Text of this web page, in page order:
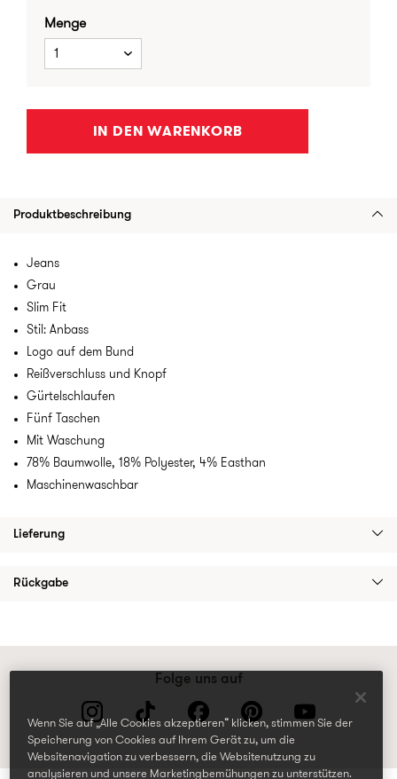
Menge
1
IN DEN WARENKORB
Produktbeschreibung
Jeans
Grau
Slim Fit
Stil: Anbass
Logo auf dem Bund
Reißverschluss und Knopf
Gürtelschlaufen
Fünf Taschen
Mit Waschung
78% Baumwolle, 18% Polyester, 4% Easthan
Maschinenwaschbar
Lieferung
Rückgabe
Folge uns auf
Wenn Sie auf „Alle Cookies akzeptieren“ klicken, stimmen Sie der
Speicherung von Cookies auf Ihrem Gerät zu, um die
Websitenavigation zu verbessern, die Websitenutzung zu
analysieren und unsere Marketingbemühungen zu unterstützen.